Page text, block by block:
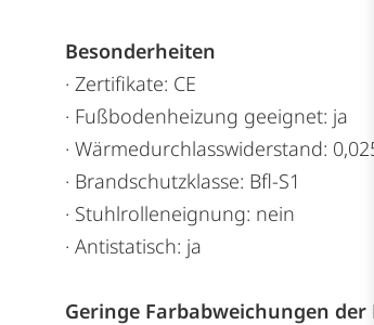
Besonderheiten
· Zertifikate: CE
· Fußbodenheizung geeignet: ja
· Wärmedurchlasswiderstand:
· Brandschutzklasse: Bfl-S1
· Stuhlrolleneignung: nein
· Antistatisch: ja
Geringe Farbabweichungen